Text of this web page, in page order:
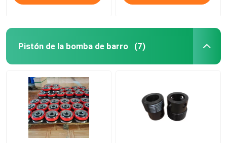
Pistón de la bomba de barro (7)